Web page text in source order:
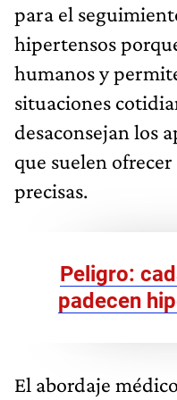
para el
hipertensos
humanos y
situaciones
desaconsejan los
que suelen
precisas.
Peligro:
padecen
El abordaje